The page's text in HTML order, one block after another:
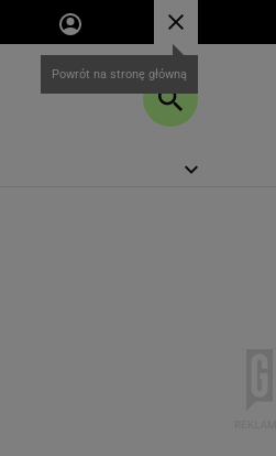
Powrót na stronę główną